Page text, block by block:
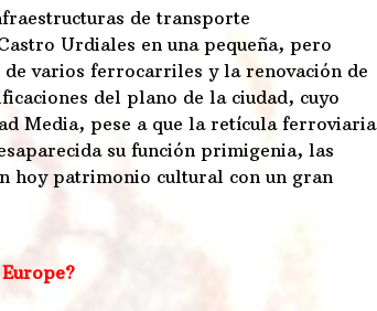
de transporte
Urdiales en una pequeña, pero
varios ferrocarriles y la renovación de
del plano de la ciudad, cuyo
Media, pese a que la retícula ferroviaria
su función primigenia, las
hoy patrimonio cultural con un gran